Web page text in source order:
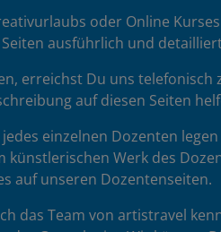
oder Online
ausführlich und
erreichst Du uns
auf diesen Seiten
einzelnen Dozenten
Werk des
auf unseren Dozentenseiten.
das Team von artistravel